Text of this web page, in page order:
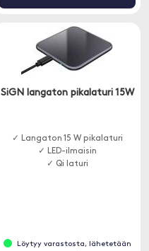
SiGN langaton pikalaturi 15W
✓ Langaton 15 W pikalaturi
✓ LED-ilmaisin
✓ Qi laturi
Löytyy varastosta, lähetetään